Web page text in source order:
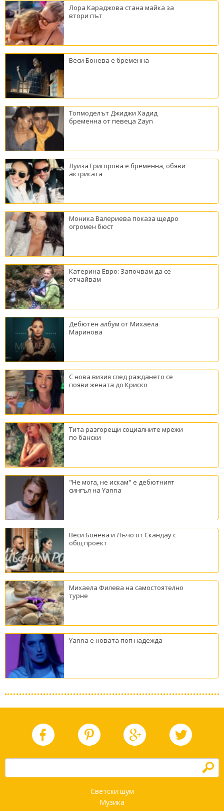
Лора Караджова стана майка за
втори път
Веси Бонева е бременна
Топмоделът Джиджи Хадид
бременна от певеца Zayn
Луиза Григорова е бременна, обяви
актрисата
Моника Валериева показа щедро
огромен бюст
Катерина Евро: Започвам да се
отчайвам
Дебютен албум от Михаела
Маринова
С нова визия след раждането се
появи жената до Криско
Тита разгорещи социалните мрежи
по бански
"Не мога, не искам" е дебютният
сингъл на Yanna
Веси Бонева и Лъчо от Скандау с
общ проект
Михаела Филева на самостоятелно
турне
Yanna е новата поп надежда
h
Светски шум
Музика